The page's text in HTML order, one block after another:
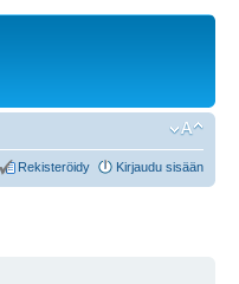
Rekisteröidy Kirjaudu sisään